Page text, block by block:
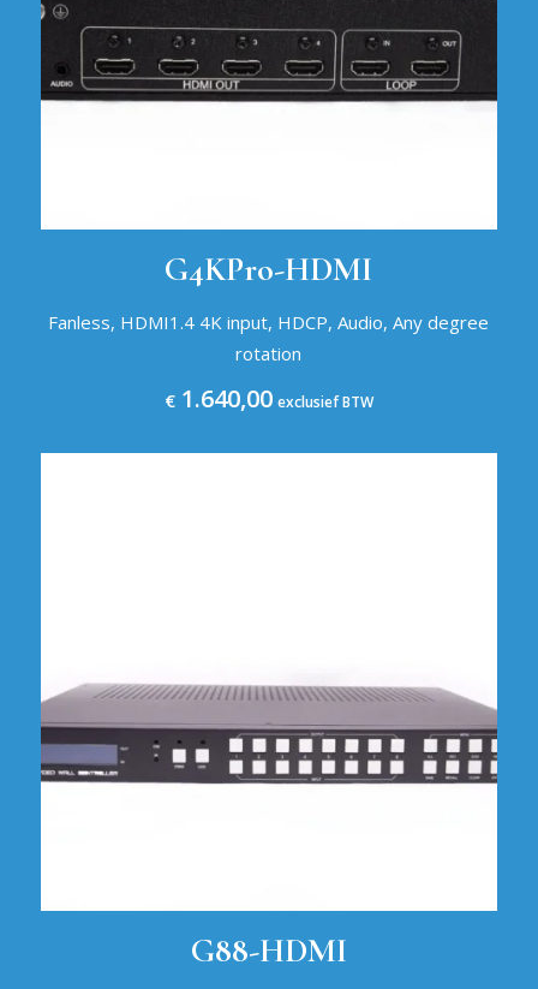
G4KPro-HDMI
Fanless, HDMI1.4 4K input, HDCP, Audio, Any degree
rotation
€1.640,00 exclusief BTW
G88-HDMI